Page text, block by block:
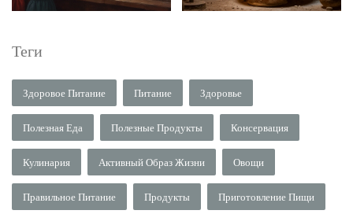
Теги
Здоровое Питание Питание Здоровье
Полезная Еда Полезные Продукты Консервация
Кулинария Активный Образ Жизни Овощи
Правильное Питание Продукты Приготовление Пищи